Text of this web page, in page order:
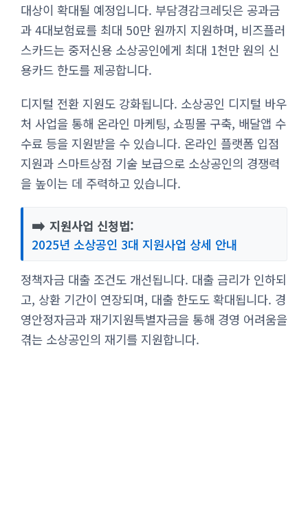
대상이 확대될 예정입니다. 부담경감크레딧은 공과금
과 4대보험료를 최대 50만 원까지 지원하며, 비즈플러
스카드는 중저신용 소상공인에게 최대 1천만 원의 신
용카드 한도를 제공합니다.
디지털 전환 지원도 강화됩니다. 소상공인 디지털 바우
처 사업을 통해 온라인 마케팅, 쇼핑몰 구축, 배달앱 수
수료 등을 지원받을 수 있습니다. 온라인 플랫폼 입점
지원과 스마트상점 기술 보급으로 소상공인의 경쟁력
을 높이는 데 주력하고 있습니다.
➡️ 지원사업 신청법:
2025년 소상공인 3대 지원사업 상세 안내
정책자금 대출 조건도 개선됩니다. 대출 금리가 인하되
고, 상환 기간이 연장되며, 대출 한도도 확대됩니다. 경
영안정자금과 재기지원특별자금을 통해 경영 어려움을
겪는 소상공인의 재기를 지원합니다.